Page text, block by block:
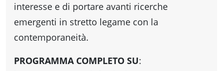
interesse e di portare avanti ricerche
emergenti in stretto legame con la
contemporaneità.
PROGRAMMA COMPLETO SU: